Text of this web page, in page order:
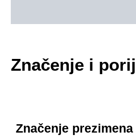
Značenje i
Značenje